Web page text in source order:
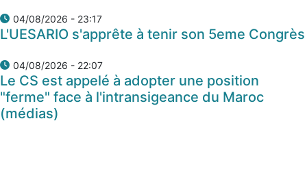
04/08/2026 - 23:17
L'UESARIO s'apprête à tenir son 5eme Congrès
04/08/2026 - 22:07
Le CS est appelé à adopter une position
"ferme" face à l'intransigeance du Maroc
(médias)